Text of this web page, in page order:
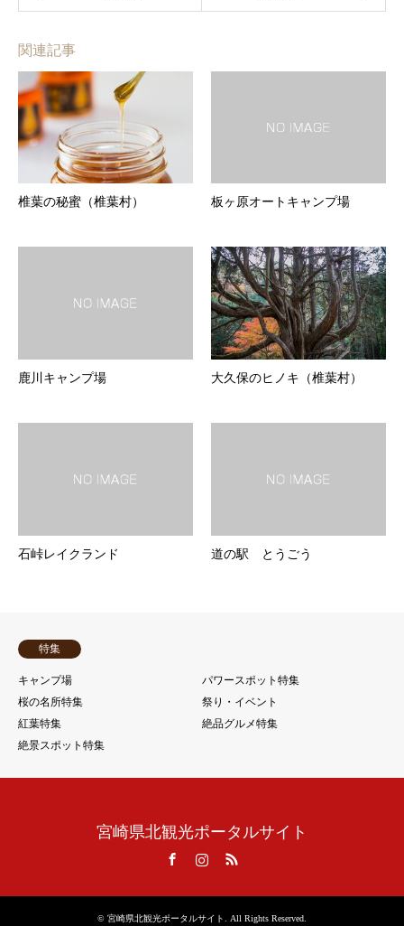
関連記事
椎葉の秘蜜（椎葉村） 板ヶ原オートキャンプ場
鹿川キャンプ場 大久保のヒノキ（椎葉村）
石峠レイクランド 道の駅 とうごう
特集
キャンプ場
パワースポット特集
桜の名所特集
祭り・イベント
紅葉特集
絶品グルメ特集
絶景スポット特集
宮崎県北観光ポータルサイト
© 宮崎県北観光ポータルサイト . All Rights Reserved.